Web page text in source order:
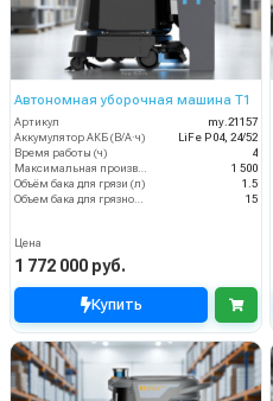
Автономная уборочная машина T1
Артикул
my.21157
Аккумулятор АКБ (В/А·ч)
LiFe P04, 24/52
Время работы (ч)
4
1 500
Объём бака для грязи (л)
1.5
15
Цена
1 772 000 руб.
Купить